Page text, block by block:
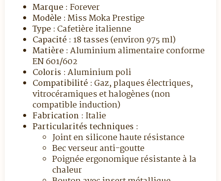
Marque : Forever
Modèle :Miss Moka Prestige
Type :Cafetière italienne
Capacité : 18 tasses (environ 975 ml)
Matière :Aluminium alimentaire conforme
EN 601/602
Coloris :Aluminium poli
Compatibilité :Gaz, plaques électriques,
vitrocéramiques et halogènes (non
compatible induction)
Fabrication : Italie
Particularités techniques :
Joint en silicone haute résistance
Bec verseur anti-goutte
Poignée ergonomique résistante à la
chaleur